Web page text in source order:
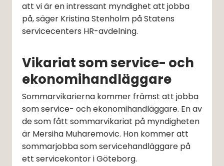
att vi är en intressant myndighet att jobba
på, säger Kristina Stenholm på Statens
servicecenters HR-avdelning.
Vikariat som service- och
ekonomihandläggare
Sommarvikarierna kommer främst att jobba
som service- och ekonomihandläggare. En av
de som fått sommarvikariat på myndigheten
är Mersiha Muharemovic. Hon kommer att
sommarjobba som servicehandläggare på
ett servicekontor i Göteborg.